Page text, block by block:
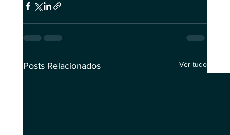
Posts Relacionados Ver tudo